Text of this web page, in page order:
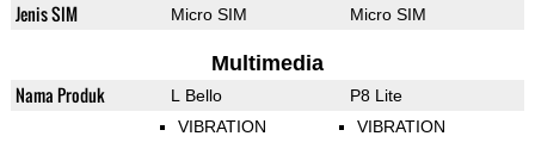
Jenis SIM Micro SIM Micro SIM
Multimedia
Nama Produk L Bello P8 Lite
VIBRATION VIBRATION